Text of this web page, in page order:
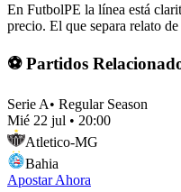
En FutbolPE la línea está
precio. El que separa relato
⚽ Partidos
Serie A• Regular Season
Mié 22 jul • 20:00
Atletico-MG
Bahia
Apostar Ahora